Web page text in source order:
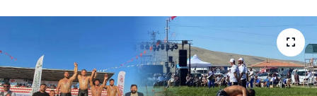
11:11 MANŞET